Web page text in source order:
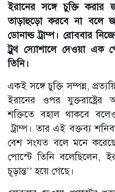
ইরানের সঙ্গে চুক্তি করার
তাড়াহুড়ো করবে না বলে
ডোনাল্ড ট্রাম্প। রোববার
ট্রুথ স্যোশালে দেওয়া এক
তিনি।
একই সঙ্গে চুক্তি সম্পন্ন,
ইরানের ওপর
শক্তিতে বহাল থাকবে
ট্রাম্প। তার এই বক্তব্য
বেশ সংযত বলে মনে
পোস্টে তিনি বলেছিলেন,
চূড়ান্ত’’ হয়ে গেছে।